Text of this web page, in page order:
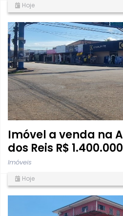
Hoje
Imóvel a venda na
dos Reis R$ 1.400.000
Imóveis
Hoje